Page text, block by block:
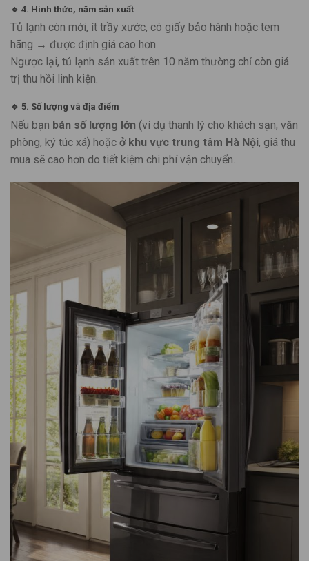
🔹 4. Hình thức, năm sản xuất
Tủ lạnh còn mới, ít trầy xước, có giấy bảo hành hoặc tem
hãng → được định giá cao hơn.
Ngược lại, tủ lạnh sản xuất trên 10 năm thường chỉ còn giá
trị thu hồi linh kiện.
🔹 5. Số lượng và địa điểm
Nếu bạn bán số lượng lớn (ví dụ thanh lý cho khách sạn, văn
phòng, ký túc xá) hoặc ở khu vực trung tâm Hà Nội, giá thu
mua sẽ cao hơn do tiết kiệm chi phí vận chuyển.